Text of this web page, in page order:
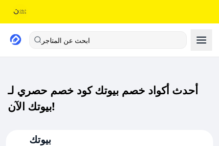
ابحث عن المتاجر
أحدث أكواد خصم بيوتك كود خصم حصري لـ
بيوتك الآن!
بيوتك